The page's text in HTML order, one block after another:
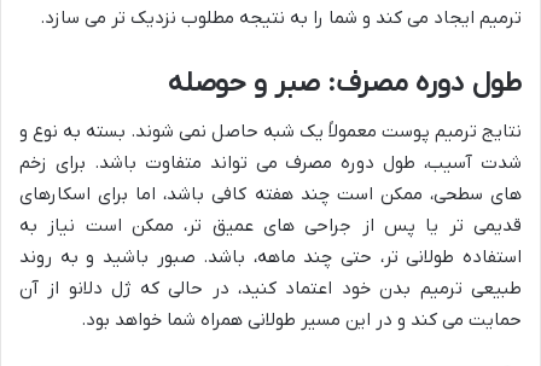
ترمیم ایجاد می کند و شما را به نتیجه مطلوب نزدیک تر می سازد.
طول دوره مصرف: صبر و حوصله
نتایج ترمیم پوست معمولاً یک شبه حاصل نمی شوند. بسته به نوع و
شدت آسیب، طول دوره مصرف می تواند متفاوت باشد. برای زخم
های سطحی، ممکن است چند هفته کافی باشد، اما برای اسکارهای
قدیمی تر یا پس از جراحی های عمیق تر، ممکن است نیاز به
استفاده طولانی تر، حتی چند ماهه، باشد. صبور باشید و به روند
طبیعی ترمیم بدن خود اعتماد کنید، در حالی که ژل دلانو از آن
حمایت می کند و در این مسیر طولانی همراه شما خواهد بود.